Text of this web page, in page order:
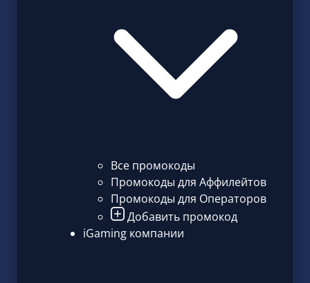
Все промокоды
Промокоды для Аффилейтов
Промокоды для Операторов
Добавить промокод
iGaming компании